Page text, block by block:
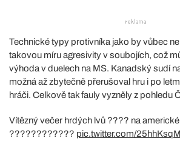
Technické typy protivníka jako by vůbec
takovou míru agresivity v soubojích, což
výhoda v duelech na MS. Kanadský sudí
možná až zbytečně přerušoval hru i po
hráči. Celkově tak fauly vyzněly z pohledu
Vítězný večer hrdých lvů ???? na
???????????? pic.twitter.com/